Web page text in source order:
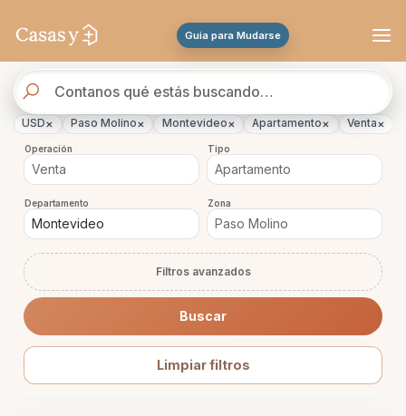
Guia para Mudarse
de
propiedades
USD× Paso Molino× Montevideo× Apartamento× Venta×
Operación Tipo
Departamento Zona
Filtros avanzados
Buscar
Limpiar filtros